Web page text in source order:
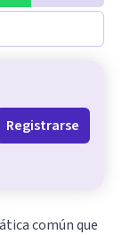
Registrarse
común que